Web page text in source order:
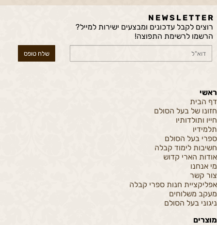
N E W S L E T T E R
רוצים לקבל עדכונים ומבצעים ישירות למייל?
הרשמו לרשימת התפוצה!
ראשי
דף הבית
חזונו של בעל הסולם
חייו ותולדותיו
תלמידיו
ספרי בעל הסולם
חשיבות לימוד קבלה
אודות הארי קדוש
מי אנחנו
צור קשר
אפליקציית חנות ספרי קבלה
מעקב משלוחים
ניגוני בעל הסולם
מוצרים